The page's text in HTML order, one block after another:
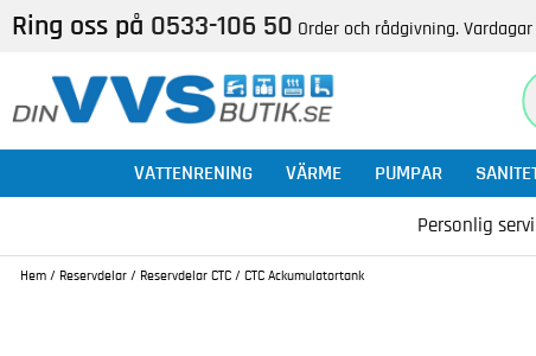
Ring oss på 0533-106 50 Order och rådgivning. Vardagar
VATTENRENING VÄRME PUMPAR
Personlig
Hem / Reservdelar / Reservdelar CTC / CTC Ackumulatortank